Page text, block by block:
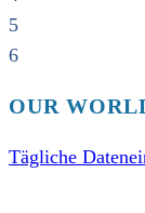
5
6
OUR
Tägliche